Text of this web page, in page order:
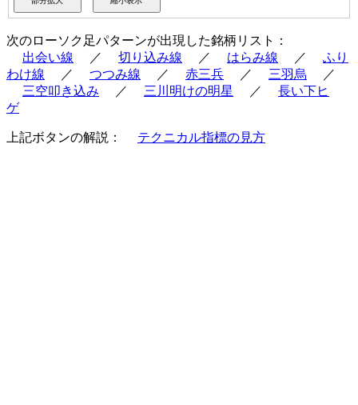
次のローソク足パターンが出現した銘柄リスト：
出会い線
／ 切り込み線 ／ はらみ線 ／
ふり
わけ線
／ つつみ線 ／ 赤三兵 ／ 三羽烏
／
三空叩き込み
／ 三川明けの明星 ／
長い下ヒ
ゲ
上記ボタンの解説： テクニカル指標の見方